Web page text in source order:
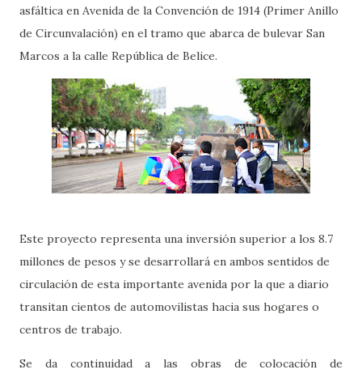
asfáltica en Avenida de la Convención de 1914 (Primer Anillo
de Circunvalación) en el tramo que abarca de bulevar San
Marcos a la calle República de Belice.
Este proyecto representa una inversión superior a los 8.7
millones de pesos y se desarrollará en ambos sentidos de
circulación de esta importante avenida por la que a diario
transitan cientos de automovilistas hacia sus hogares o
centros de trabajo.
Se da continuidad a las obras de colocación de